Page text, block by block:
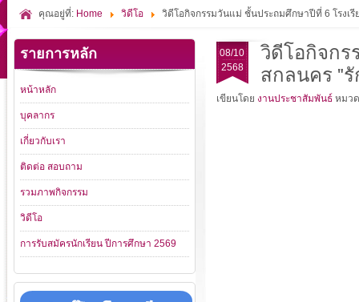
คุณอยู่ที่: Home วิดีโอ วิดีโอกิจกรรมวันแม่ ชั้นประถมศึกษาปีที่ 6 โรงเ
08/10
2568
วิดีโอกิจกร
สกลนคร "
เขียนโดย งานประชาสัมพันธ์ หมว
รายการหลัก
หน้าหลัก
บุคลากร
เกี่ยวกับเรา
ติดต่อ สอบถาม
รวมภาพกิจกรรม
วิดีโอ
การรับสมัครนักเรียน ปีการศึกษา 2569